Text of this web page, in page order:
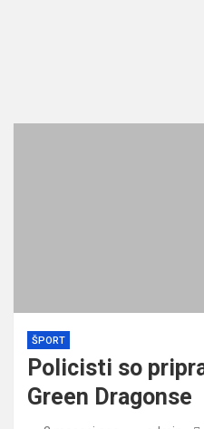
ŠPORT
Policisti so
Green Dragonse